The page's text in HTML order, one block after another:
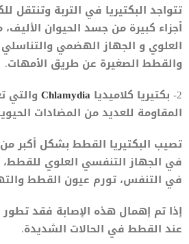
تتواجد البكتيريا في التربة وتنتقل
أجزاء كبيرة من جسد الحيوان
العلوي و الجهاز الهضمي والتناسلي
والقطط الصغيرة عن طريق الأمهات.
2- بكتيريا كلاميديا
Chlamydia والتي
المقاومة للعديد من المضادات
تصيب البكتيريا القطط بشكل أكبر من
في الجهاز التنفسي العلوي
في التنفس، تورم عيون القطط
إذا تم إهمال هذه الإصابة فقد
عند القطط في الحالات الشديدة.